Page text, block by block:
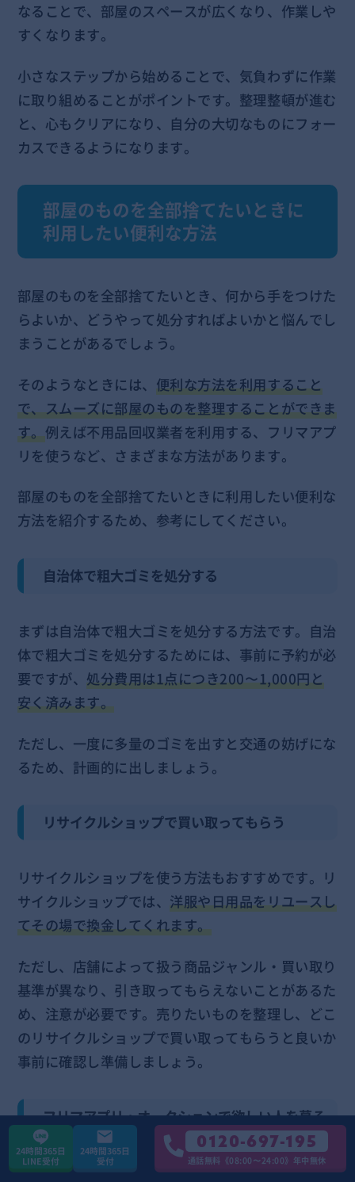
なることで、部屋のスペースが広くなり、作業しや
すくなります。
小さなステップから始めることで、気負わずに作業
に取り組めることがポイントです。整理整頓が進む
と、心もクリアになり、自分の大切なものにフォー
カスできるようになります。
部屋のものを全部捨てたいときに
利用したい便利な方法
部屋のものを全部捨てたいとき、何から手をつけた
らよいか、どうやって処分すればよいかと悩んでし
まうことがあるでしょう。
そのようなときには、 便利な方法を利用すること
で、スムーズに部屋のものを整理することができま
す。例えば不用品回収業者を利用する、フリマアプ
リを使うなど、さまざまな方法があります。
部屋のものを全部捨てたいときに利用したい便利な
方法を紹介するため、参考にしてください。
自治体で粗大ゴミを処分する
まずは自治体で粗大ゴミを処分する方法です。自治
体で粗大ゴミを処分するためには、事前に予約が必
要ですが、処分費用は1点につき200〜1,000円と
安く済みます。
ただし、一度に多量のゴミを出すと交通の妨げにな
るため、計画的に出しましょう。
リサイクルショップで買い取ってもらう
リサイクルショップを使う方法もおすすめです。リ
サイクルショップでは、洋服や日用品をリユースし
てその場で換金してくれます。
ただし、店舗によって扱う商品ジャンル・買い取り
基準が異なり、引き取ってもらえないことがあるた
め、注意が必要です。売りたいものを整理し、どこ
のリサイクルショップで買い取ってもらうと良いか
事前に確認し準備しましょう。
フリマアプリ・オークションで欲しい人を募る
フリマアプリやオークションで欲しい人を募る方法
24時間365日
LINE受付
24時間365日
受付
0120-697-195
通話無料《08:00〜24:00》年中無休